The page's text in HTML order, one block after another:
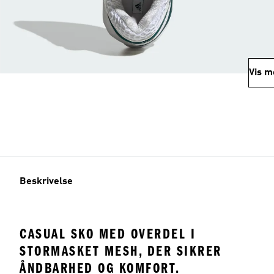
Vis
Beskrivelse
CASUAL SKO MED OVERDEL I
STORMASKET MESH, DER SIKRER
ÅNDBARHED OG KOMFORT.